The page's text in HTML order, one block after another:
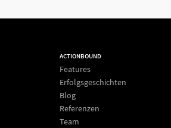
ACTIONBOUND
Features
Erfolgsgeschichten
Blog
Referenzen
Team